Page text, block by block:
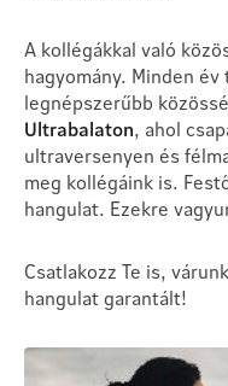
A kollégákkal való
hagyomány. Minden
legnépszerűbb
Ultrabalaton, ahol
ultraversenyen és
meg kollégáink is.
hangulat. Ezekre
Csatlakozz Te is,
hangulat garantált!